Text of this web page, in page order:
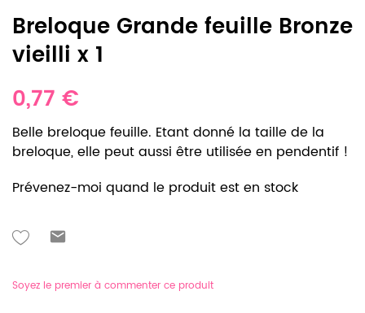
Breloque Grande feuille Bronze
vieilli x 1
0,77 €
Belle breloque feuille. Etant donné la taille de la
breloque, elle peut aussi être utilisée en pendentif !
Prévenez-moi quand le produit est en stock
Soyez le premier à commenter ce produit